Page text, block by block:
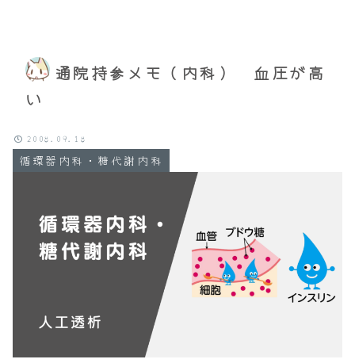
通院持参メモ（内科） 血圧が高
い
循環器内科・糖代謝内科
2008.09.18